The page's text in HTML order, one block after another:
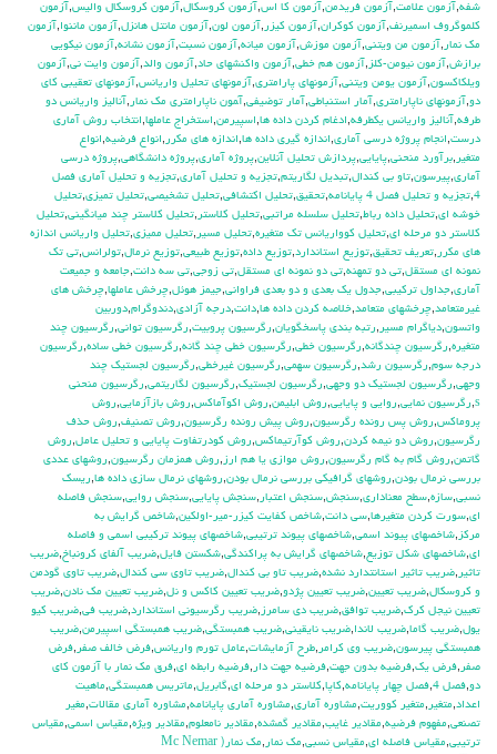
شفه,آزمون علامت,آزمون فريدمن,آزمون كا اس,آزمون كروسكال,آزمون كروسكال واليس,آزمون
كلموگروف اسميرنف,آزمون كوكران,آزمون كيزر ,آزمون لون,آزمون مانتل هانزل,آزمون ماننوا,آزمون
مك نمار ,آزمون من ويتني,آزمون موزش,آزمون ميانه,آزمون نسبت,آزمون نشانه,آزمون نيكويي
برازش,آزمون نيومن-كلز ,آزمون هم خطي,آزمون واكنشهاي حاد,آزمون والد,آزمون وايت ني,آزمون
ويلكاكسون,آزمون يومن ويتني,آزمونهاي پارامتري,آزمونهاي تحليل واريانس,آزمونهاي تعقيبي كاي
دو,آزمونهاي ناپارامتري,آمار استنباطي,آمار توضيفي,آ‍مون ناپارامتري مك نمار ,آناليز واريانس دو
طرفه,آناليز واريانس يکطرفه,ادغام كردن داده ها,اسپيرمن,استخراج عاملها,انتخاب روش آماري
درست,انجام پروژه درسي آماري,اندازه گيري داده ها,اندازه هاي مكرر ,انواع فرضيه,انواع
متغير ,برآورد منحني,پايايي,پردازش تحليل آنلاين,پروژه آماري,پروژه دانشگاهي,پروژه درسي
آماري,پيرسون,تاو بي کندال,تبديل لگاريتم,تجزيه و تحليل آماري,تجزيه و تحليل آماري فصل
4
,تجزيه و تحليل فصل 4 پايانامه ,تحقيق,تحليل اكتشافي,تحليل تشخيصي,تحليل تميزي,تحليل
خوشه اي,تحليل داده رباط,تحليل سلسله مراتبي,تحليل كلاستر ,تحليل كلاستر چند ميانگيني,تحليل
كلاستر دو مرحله اي,تحليل كوواريانس تك متغيره,تحليل مسير ,تحليل مميزي,تحليل واريانس اندازه
هاي مكرر ,تعريف تحقيق,توزيع استاندارد,توزيع داده,توزيع طبيعي,توزيع نرمال,تولرانس,تي تک
نمونه اي مستقل,تي دو تمهنه,تي دو نمونه اي مستقل,تي زوجي,تي سه دانت,جامعه و جميعت
آماري,جداول تركيبي,جدول يك بعدي و دو بعدي فراواني,جيمز هوئل,چرخش عاملها,چرخش هاي
غيرمتعامد,چرخشهاي متعامد,خلاصه كردن داده ها,دانت,درجه آزادي,دندوگرام,دوربين
واتسون,دياگرام مسير ,رتبه بندي پاسخگويان,رگرسيون پروبيت,رگرسيون تواني,رگرسيون چند
متغيره,رگرسيون چندگانه,رگرسيون خطي,رگرسيون خطي چند گانه,رگرسيون خطي ساده,رگرسيون
درجه سوم,رگرسيون رشد,رگرسيون سهمي,رگرسيون غيرخطي,رگرسيون لجستيك چند
وجهي,رگرسيون لجستيك دو وجهي,رگرسيون لجستيک,رگرسيون لگاريتمي,رگرسيون منحني
s
,رگرسيون نمايي,روايي و پايايي,روش ابليمن,روش اكوآماكس,روش بازآزمايي,روش
پروماكس,روش پس رونده رگرسيون,روش پيش رونده رگرسيون,روش تصنيف,روش حذف
رگرسيون,روش دو نيمه كردن,روش كوآرتيماكس,روش كودرتفاوت پايايي و تحليل عامل,روش
گاتمن,روش گام به گام رگرسيون,روش موازي يا هم ارز ,روش همزمان رگرسيون,روشهاي عددي
بررسي نرمال بودن,روشهاي گرافيكي بررسي نرمال بودن,روشهاي نرمال سازي داده ها,ريسك
نسبي,سازه,سطح معناداري,سنجش,سنجش اعتبار ,سنجش پايايي,سنجش روايي,سنجش فاصله
اي,سورت كردن متغيرها,سي دانت,شاخص كفايت كيزر-مير-اولكين,شاخص گرايش به
مركز ,شاخصهاي پيوند اسمي,شاخصهاي پيوند ترتيبي,شاخصهاي پيوند تركيبي اسمي و فاصله
اي,شاخصهاي شكل توزيع,شاخصهاي گرايش به پراكندگي,شكستن فايل,ضريب آلفاي کرونباخ,ضريب
تاثير ,ضريب تاثير استانتدارد نشده,ضريب تاو بي كندال,ضريب تاوي سي كندال,ضريب تاوي گودمن
و كروسكال,ضريب تعيين,ضريب تعيين پژدو,ضريب تعيين كاكس و نل,ضريب تعيين مك نادن,ضريب
تعيين نيجل كرك,ضريب توافق,ضريب دي سامرز ,ضريب رگرسيوني استاندارد,ضريب في,ضريب كيو
يول,ضريب گاما,ضريب لاندا,ضريب نايقيني,ضريب همبستگي,ضريب همبستگي اسپيرمن,ضريب
همبستگي پيرسون,ضريب وي كرامر ,طرح آزمايشات,عامل تورم واريانس,فرض خالف صفر ,فرض
صفر ,فرض يك,فرضيه بدون جهت,فرضيه جهت دار ,فرضيه رابطه اي,فرق مك نمار با آزمون كاي
دو,فصل 4 ,فصل چهار پايانامه,كاپا,كلاستر دو مرحله اي,گابريل,ماتريس همبستگي,ماهيت
اعداد,متغير ,متغير كووريت,مشاوره آماري,مشاوره آماري پايانامه,مشاوره آماري مقالات,مغير
تصنعي,مفهوم فرضيه,مقادير غايب,مقادير گمشده,مقادير نامعلوم,مقادير ويژه,مقياس اسمي,مقياس
ترتيبي,مقياس فاصله اي,مقياس نسبي,مك نمار ,
مك نمار( Mc Nemar